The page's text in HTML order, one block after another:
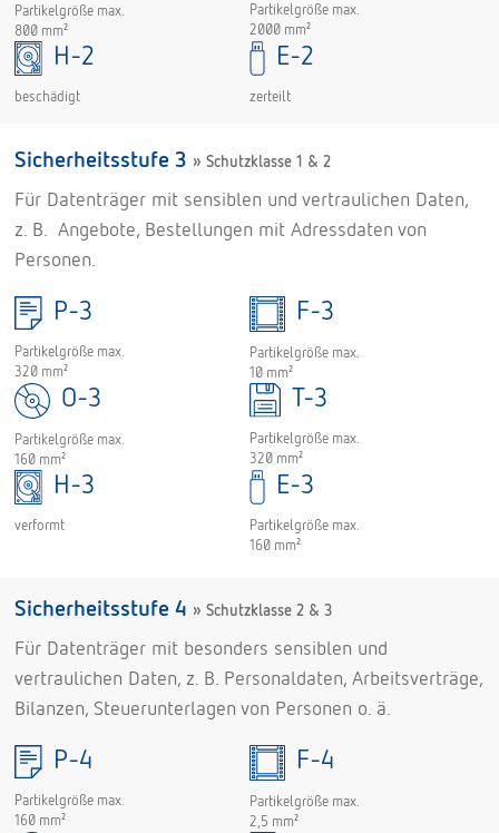
Partikelgröße max.
800 mm²
Partikelgröße max.
2000 mm²
H-2
beschädigt
E-2
zerteilt
Sicherheitsstufe 3 » Schutzklasse 1 & 2
Für Datenträger mit sensiblen und vertraulichen Daten,
z. B. Angebote, Bestellungen mit Adressdaten von
Personen.
P-3
Partikelgröße max.
320 mm²
F-3
Partikelgröße max.
10 mm²
O-3
Partikelgröße max.
160 mm²
T-3
Partikelgröße max.
320 mm²
H-3
verformt
E-3
Partikelgröße max.
160 mm²
Sicherheitsstufe 4 » Schutzklasse 2 & 3
Für Datenträger mit besonders sensiblen und
vertraulichen Daten, z. B. Personaldaten, Arbeitsverträge,
Bilanzen, Steuerunterlagen von Personen o. ä.
P-4
Partikelgröße max.
160 mm²
F-4
Partikelgröße max.
2,5 mm²